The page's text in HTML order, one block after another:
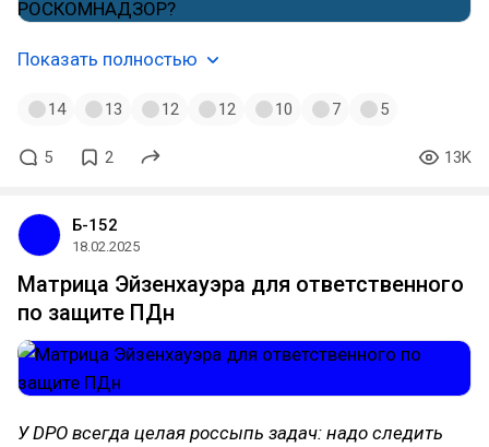
Показать полностью
14 13 12 12 10 7 5
5 2 13K
Б-152
18.02.2025
Матрица Эйзенхауэра для ответственного
по защите ПДн
У DPO всегда целая россыпь задач: надо следить